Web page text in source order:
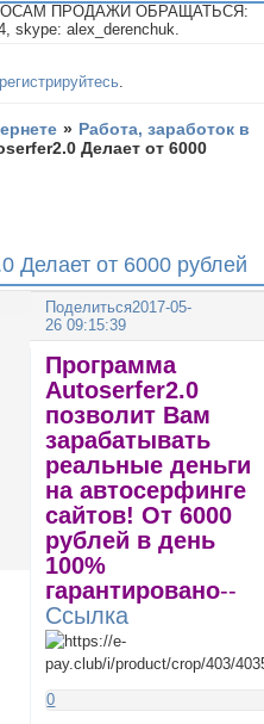
ПРОДАЖИ ОБРАЩАТЬСЯ:
skype: alex_derenchuk.
» Работа, заработок в
Делает от 6000
Делает от 6000 рублей
Поделиться2017-05-
26 09:15:39
Программа
Autoserfer2.0
позволит Вам
зарабатывать
реальные деньги
на автосерфинге
сайтов! От 6000
рублей в день
100%
гарантировано--
Ссылка
0